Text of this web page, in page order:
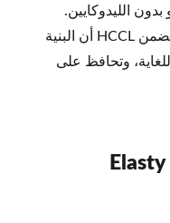
بدون الليدوكايين.
يضمن HCCL أن البنية
للغاية، وتحافظ على